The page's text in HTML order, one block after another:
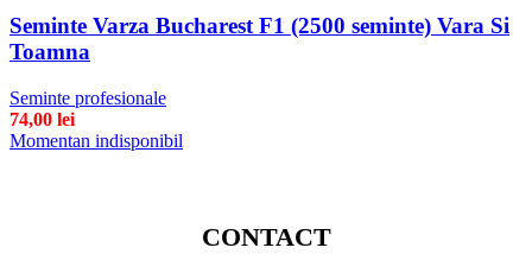
Seminte Varza Bucharest F1 (2500 seminte) Vara Si
Toamna
Seminte profesionale
74,00 lei
Momentan indisponibil
CONTACT